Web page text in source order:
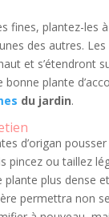
fines, plantez-les
des autres.
et s’étendront
bonne plante
du jardin.
d’origan
pincez ou taillez
plante plus dense
permettra non